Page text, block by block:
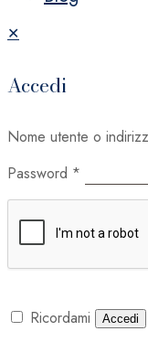
✕
Accedi
Nome utente o
Password *
Ricordami Accedi